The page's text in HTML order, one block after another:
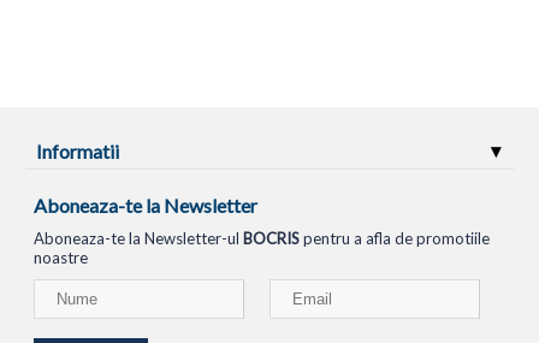
Informatii
Aboneaza-te la Newsletter
Aboneaza-te la Newsletter-ul BOCRISpentru a afla de promotiile
noastre